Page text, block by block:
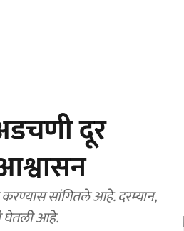
दूर
सांगितले आहे. दरम्यान,
घेतली आहे.